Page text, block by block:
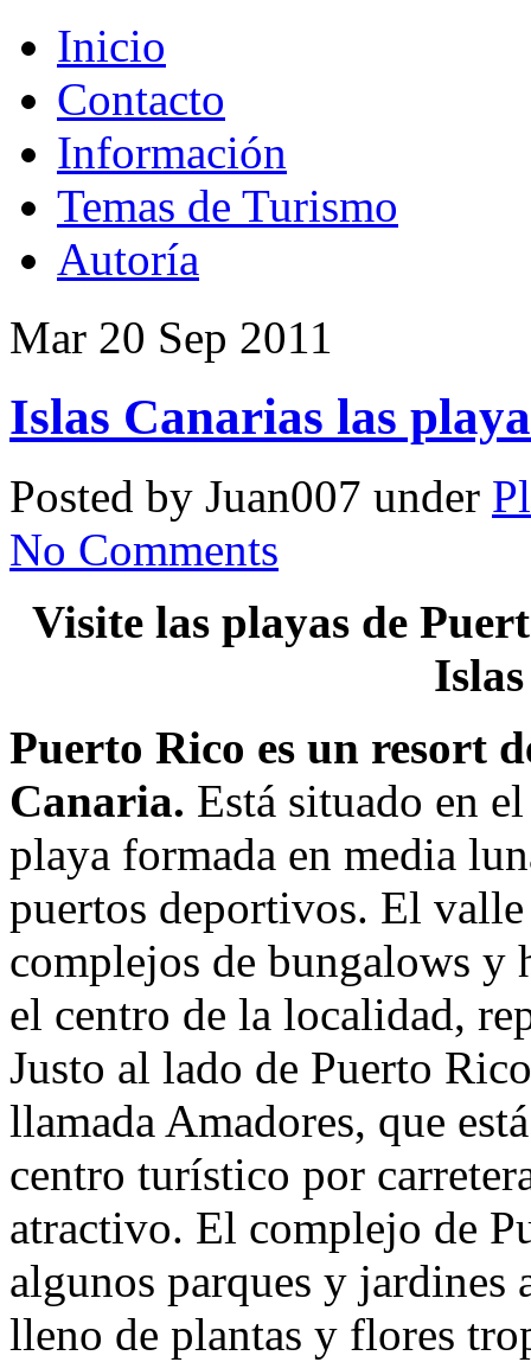
Inicio
Contacto
Información
Temas de Turismo
Autoría
Mar 20 Sep 2011
Islas Canarias las
Posted by Juan007 under
No Comments
Visite las playas de
Puerto Rico es un resort
Canaria. Está situado en
playa formada en media
puertos deportivos. El
complejos de bungalows y
el centro de la localidad,
Justo al lado de Puerto
llamada Amadores, que
centro turístico por
atractivo. El complejo de
algunos parques y jardines
lleno de plantas y flores